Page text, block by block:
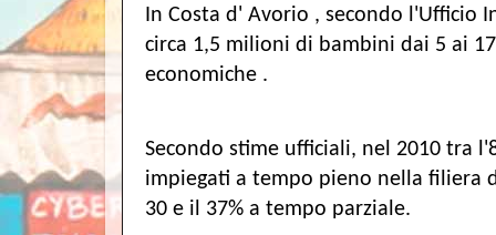
In Costa d' Avorio , secondo l'Ufficio
circa 1,5 milioni di bambini dai 5 ai
economiche .
Secondo stime ufficiali, nel 2010 tra
impiegati a tempo pieno nella filiera
30 e il 37% a tempo parziale.